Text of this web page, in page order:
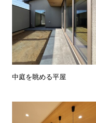
中庭を眺める平屋